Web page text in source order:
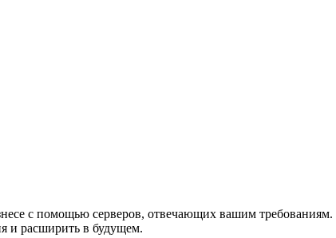
с помощью серверов, отвечающих вашим
и расширить в будущем.